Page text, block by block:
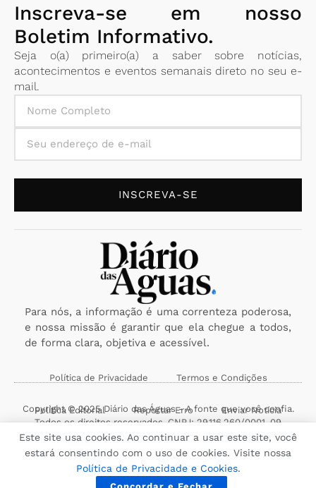
Inscreva-se em nosso
Boletim Informativo.
Seja o(a) primeiro(a) a saber sobre notícias,
acontecimentos e eventos semanais direto no seu e-
mail.
INSCREVA-SE
Para nós, a informação é uma correnteza poderosa,
e nossa missão é garantir que ela chegue a todos,
de forma clara, objetiva e acessível.
Política de Privacidade Termos e Condições
Política Editorial Reportar Erro Enviar Notícia
Copyright © 2025 Diário das Águas - A fonte que você confia.
Todos os direitos reservados. CNPJ: 29.116.260/0001-09
Este site usa cookies. Ao continuar a usar este site, você
estará consentindo com o uso de cookies. Visite nossa
Política de Privacidade e Cookies.